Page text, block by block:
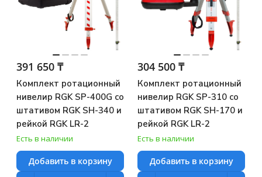
391 650 ₸
Комплект ротационный
нивелир RGK SP-400G со
штативом RGK SH-340 и
рейкой RGK LR-2
Есть в наличии
Добавить в корзину
304 500 ₸
Комплект ротационный
нивелир RGK SP-310 со
штативом RGK SH-170 и
рейкой RGK LR-2
Есть в наличии
Добавить в корзину